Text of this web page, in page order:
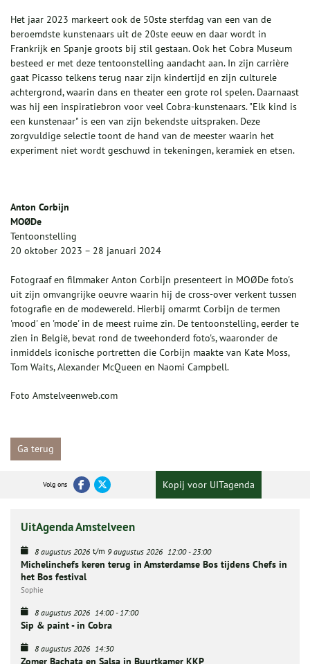
Het jaar 2023 markeert ook de 50ste sterfdag van een van de
beroemdste kunstenaars uit de 20ste eeuw en daar wordt in
Frankrijk en Spanje groots bij stil gestaan. Ook het Cobra Museum
besteed er met deze tentoonstelling aandacht aan. In zijn carrière
gaat Picasso telkens terug naar zijn kindertijd en zijn culturele
achtergrond, waarin dans en theater een grote rol spelen. Daarnaast
was hij een inspiratiebron voor veel Cobra-kunstenaars. "Elk kind is
een kunstenaar" is een van zijn bekendste uitspraken. Deze
zorgvuldige selectie toont de hand van de meester waarin het
experiment niet wordt geschuwd in tekeningen, keramiek en etsen.
Anton Corbijn
MOØDe
Tentoonstelling
20 oktober 2023 – 28 januari 2024
Fotograaf en filmmaker Anton Corbijn presenteert in MOØDe foto's
uit zijn omvangrijke oeuvre waarin hij de cross-over verkent tussen
fotografie en de modewereld. Hierbij omarmt Corbijn de termen
'mood' en 'mode' in de meest ruime zin. De tentoonstelling, eerder te
zien in België, bevat rond de tweehonderd foto's, waaronder de
inmiddels iconische portretten die Corbijn maakte van Kate Moss,
Tom Waits, Alexander McQueen en Naomi Campbell.
Foto Amstelveenweb.com
Ga terug
Volg ons Kopij voor UITagenda
UitAgenda Amstelveen
8 augustus 2026 t/m 9 augustus 2026 12:00-23:00
Michelinchefs keren terug in Amsterdamse Bos tijdens Chefs in
het Bos festival
Sophie
8 augustus 2026 14:00-17:00
Sip & paint - in Cobra
8 augustus 2026 14:30
Zomer Bachata en Salsa in Buurtkamer KKP